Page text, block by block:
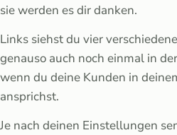
sie werden es dir danken.
Links siehst du vier
genauso auch noch einmal in
wenn du deine Kunden in
ansprichst.
Je nach deinen Einstellungen